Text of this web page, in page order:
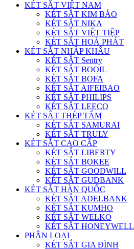
KÉT SẮT VIỆT NAM
KÉT SẮT KIM BẢO
KÉT SẮT NIKA
KÉT SẮT VIỆT TIỆP
KÉT SẮT HOÀ PHÁT
KÉT SẮT NHẬP KHẨU
KÉT SẮT Sentry
KÉT SẮT BOOIL
KÉT SẮT BOFA
KÉT SẮT AIFEIBAO
KÉT SẮT PHILIPS
KÉT SẮT LEECO
KÉT SẮT THÉP TẤM
KÉT SẮT SAMURAI
KÉT SẮT TRULY
KÉT SẮT CAO CẤP
KÉT SẮT LIBERTY
KÉT SẮT BOKEE
KÉT SẮT GOODWILL
KÉT SẮT GUDBANK
KÉT SẮT HÀN QUỐC
KÉT SẮT ADELBANK
KÉT SẮT KUMHO
KÉT SẮT WELKO
KÉT SẮT HONEYWELL
PHÂN LOẠI
KÉT SẮT GIA ĐÌNH